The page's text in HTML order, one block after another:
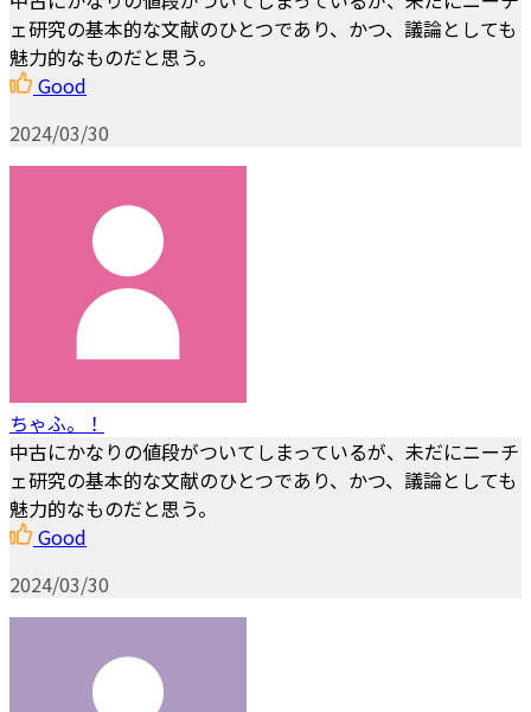
ェ研究の基本的な文献のひとつであり、かつ、議論としても
魅力的なものだと思う。
Good
2024/03/30
ちゃふ。！
中古にかなりの値段がついてしまっているが、未だにニーチ
ェ研究の基本的な文献のひとつであり、かつ、議論としても
魅力的なものだと思う。
Good
2024/03/30